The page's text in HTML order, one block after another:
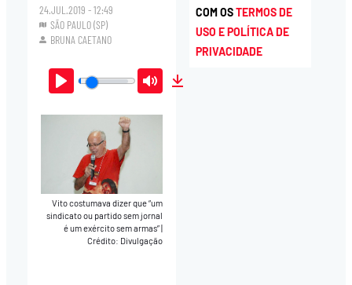
24.JUL.2019 - 12:49
SÃO PAULO (SP)
BRUNA CAETANO
Play Mute
Vito costumava dizer que “um
sindicato ou partido sem jornal
é um exército sem armas”
Crédito: Divulgação
COM OSTERMOS DE
USO E POLÍTICA DE
PRIVACIDADE